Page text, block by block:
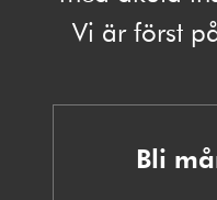
Vi är först
Bli